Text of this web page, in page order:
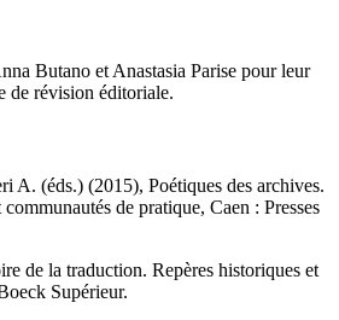
Butano et Anastasia Parise pour leur
de révision éditoriale.
A. (éds.) (2015), Poétiques des archives.
de pratique, Caen : Presses
de la traduction. Repères historiques et
Supérieur.